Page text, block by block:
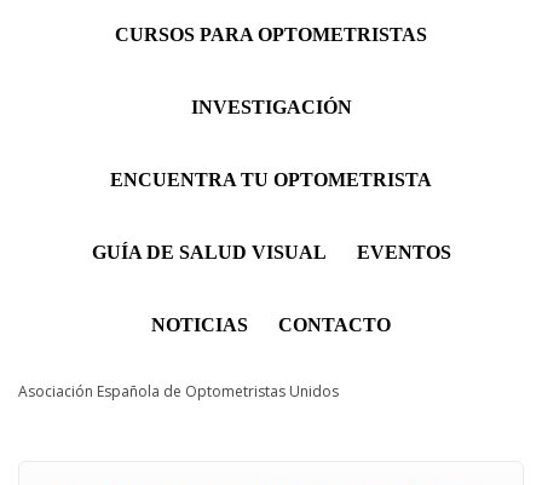
Menú principal
CURSOS PARA OPTOMETRISTAS
INVESTIGACIÓN
ENCUENTRA TU OPTOMETRISTA
GUÍA DE SALUD VISUAL EVENTOS
NOTICIAS CONTACTO
Asociación Española de Optometristas Unidos